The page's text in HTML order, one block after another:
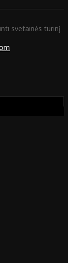
svetainės turinį